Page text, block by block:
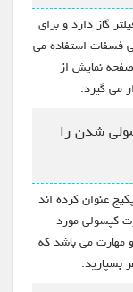
گاز دارد و برای
فسفات استفاده می
نمایش از
می گیرد.
شدن را
عنوان کرده اند
کپسولی مورد
مهارت می باشد که
بسپارید.